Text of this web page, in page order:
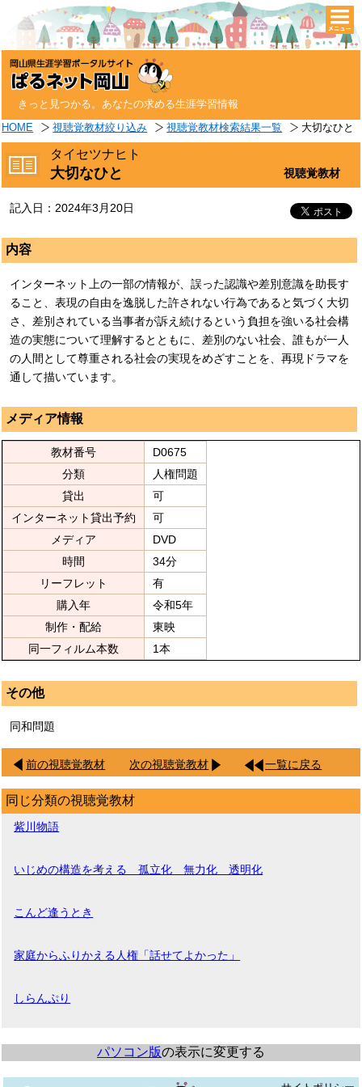
きっと見つかる。あなたの求める生涯学習情報
HOME 視聴覚教材絞り込み 視聴覚教材検索結果一覧 大切なひと
タイセツナヒト
大切なひと 視聴覚教材
記入日：2024年3月20日
内容
インターネット上の一部の情報が、誤った認識や差別意識を助長す
ること、表現の自由を逸脱した許されない行為であると気づく大切
さ、差別されている当事者が訴え続けるという負担を強いる社会構
造の実態について理解するとともに、差別のない社会、誰もが一人
の人間として尊重される社会の実現をめざすことを、再現ドラマを
通して描いています。
メディア情報
教材番号
D0675
分類
人権問題
貸出
可
インターネット貸出予約
可
メディア
DVD
時間
34分
リーフレット
有
購入年
令和5年
制作・配給
東映
同一フィルム本数
1本
その他
同和問題
前の視聴覚教材 次の視聴覚教材 一覧に戻る
同じ分類の視聴覚教材
紫川物語
いじめの構造を考える 孤立化 無力化 透明化
こんど逢うとき
家庭からふりかえる人権「話せてよかった」
しらんぷり
パソコン版の表示に変更する